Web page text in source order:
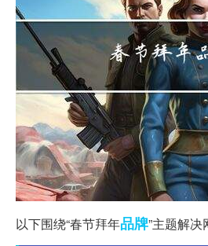
以下围绕“春节拜年品牌”主题解